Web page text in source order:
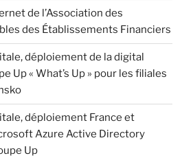
de l’Association des
des Établissements Financiers
déploiement de la digital
Up « What’s Up » pour les filiales
déploiement France et
Azure Active Directory
Up